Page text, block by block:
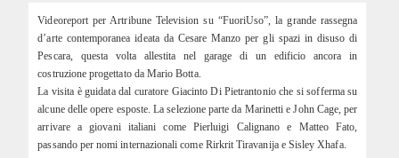
Videoreport per Artribune Television su “FuoriUso”, la grande rassegna
d’arte contemporanea ideata da Cesare Manzo per gli spazi in disuso di
Pescara, questa volta allestita nel garage di un edificio ancora in
costruzione progettato da Mario Botta.
La visita è guidata dal curatore Giacinto Di Pietrantonio che si sofferma su
alcune delle opere esposte. La selezione parte da Marinetti e John Cage, per
arrivare a giovani italiani come Pierluigi Calignano e Matteo Fato,
passando per nomi internazionali come Rirkrit Tiravanija e Sisley Xhafa.